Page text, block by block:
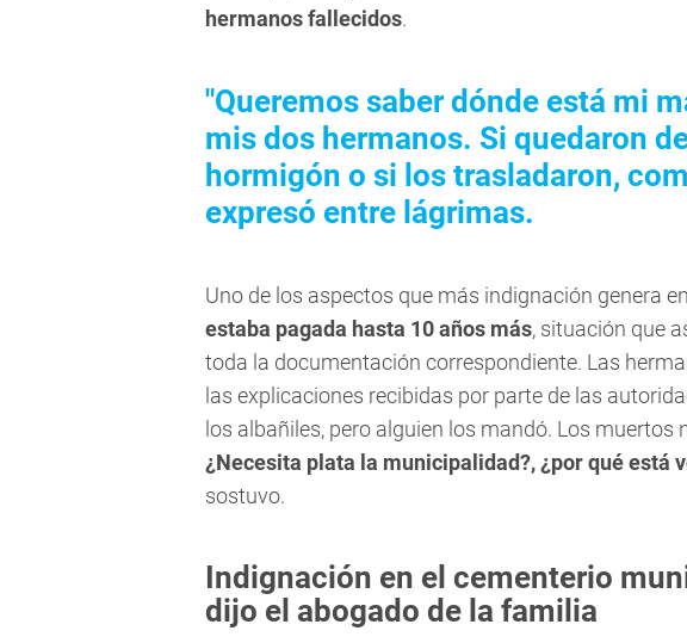
hermanos fallecidos.
"Queremos saber dónde está mi
mis dos hermanos. Si quedaron
hormigón o si los trasladaron,
expresó entre lágrimas.
Uno de los aspectos que más indignación genera
estaba pagada hasta 10 años más, situación que
toda la documentación correspondiente. Las
las explicaciones recibidas por parte de las
los albañiles, pero alguien los mandó. Los muertos
¿Necesita plata la municipalidad?, ¿por qué está
sostuvo.
Indignación en el cementerio
dijo el abogado de la familia